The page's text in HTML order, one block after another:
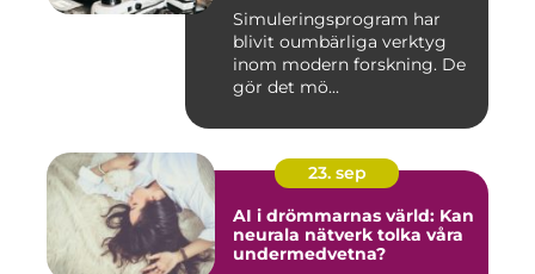
Simuleringsprogram har
blivit oumbärliga verktyg
inom modern forskning. De
gör det mö...
23. sep
AI i drömmarnas värld: Kan
neurala nätverk tolka våra
undermedvetna?